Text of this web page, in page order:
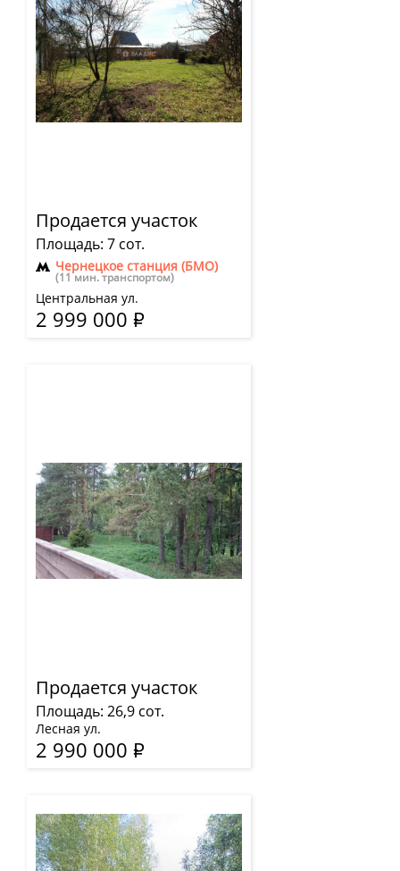
Продается участок
Площадь: 7 сот.
Чернецкое станция (БМО)
(11 мин. транспортом)
Центральная ул.
2 999 000 Р
Продается участок
Площадь: 26,9 сот.
Лесная ул.
2 990 000 Р